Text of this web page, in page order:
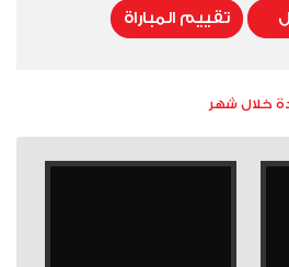
تقييم المباراة
خلال شهر